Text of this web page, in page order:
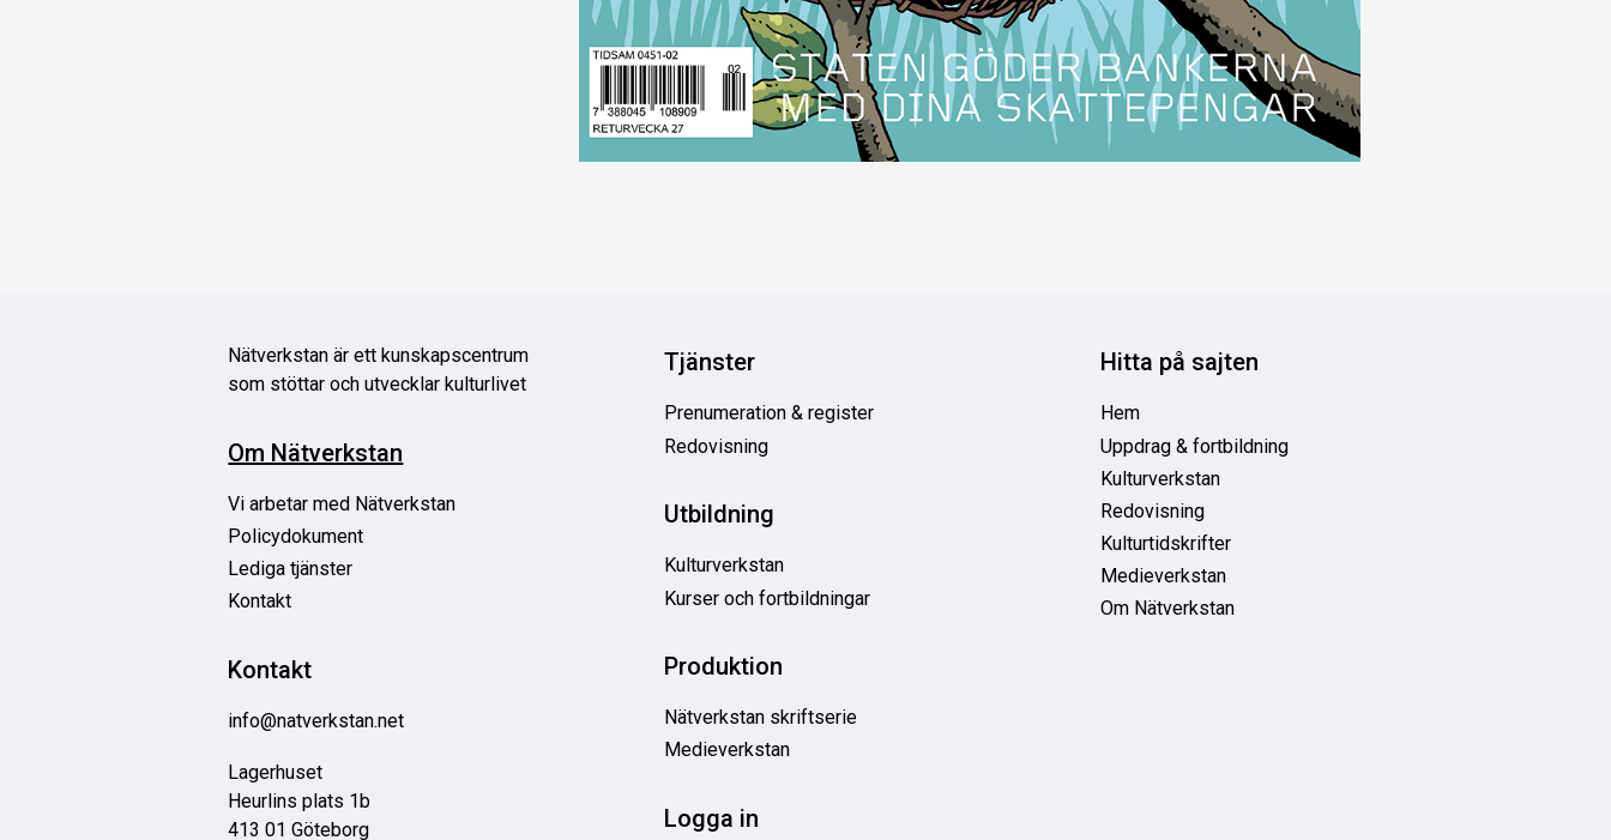
Nätverkstan ärett kunskapscentrum
som stöttar och utvecklar kulturlivet
Om Nätverkstan
Vi arbetar med Nätverkstan
Policydokument
Lediga tjänster
Kontakt
Kontakt
info@natverkstan.net
Lagerhuset
Heurlins plats 1b
413 01 Göteborg
Tjänster
Prenumeration & register
Redovisning
Utbildning
Kulturverkstan
Kurser och fortbildningar
Produktion
Nätverkstan skriftserie
Medieverkstan
Logga in
Hitta på sajten
Hem
Uppdrag & fortbildning
Kulturverkstan
Redovisning
Kulturtidskrifter
Medieverkstan
Om Nätverkstan